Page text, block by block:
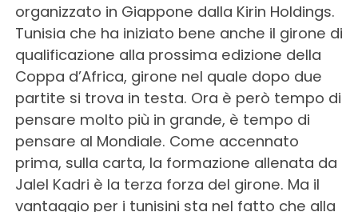
organizzato in Giappone dalla Kirin Holdings.
Tunisia che ha iniziato bene anche il girone di
qualificazione alla prossima edizione della
Coppa d’Africa, girone nel quale dopo due
partite si trova in testa. Ora è però tempo di
pensare molto più in grande, è tempo di
pensare al Mondiale. Come accennato
prima, sulla carta, la formazione allenata da
Jalel Kadri è la terza forza del girone. Ma il
vantaggio per i tunisini sta nel fatto che alla